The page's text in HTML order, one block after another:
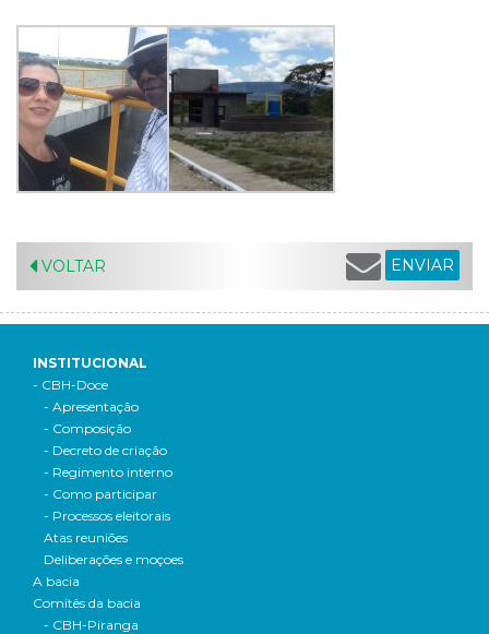
VOLTAR ENVIAR
INSTITUCIONAL
- CBH-Doce
- Apresentação
- Composição
- Decreto de criação
- Regimento interno
- Como participar
- Processos eleitorais
Atas reuniões
Deliberações e moçoes
A bacia
Comitês da bacia
- CBH-Piranga